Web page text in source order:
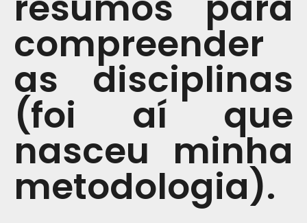
compreender
as disciplinas
(foi aí que
nasceu minha
metodologia).